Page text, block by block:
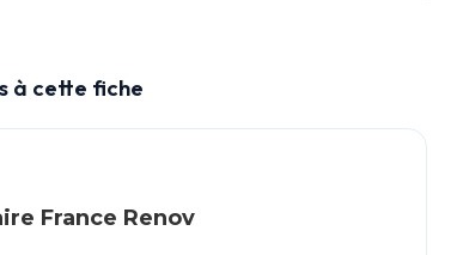
à cette fiche
France Renov